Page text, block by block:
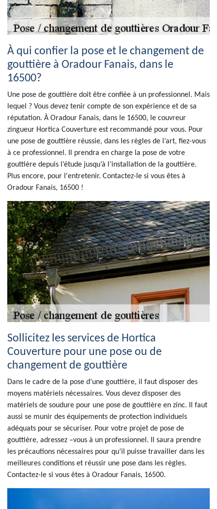
À qui confier la pose et le changement de
gouttière à Oradour Fanais, dans le
16500?
Une pose de gouttière doit être confiée à un professionnel. Mais
lequel ? Vous devez tenir compte de son expérience et de sa
réputation. À Oradour Fanais, dans le 16500, le couvreur
zingueur Hortica Couverture est recommandé pour vous. Pour
une pose de gouttière réussie, dans les règles de l’art, fiez-vous
à ce professionnel. Il prendra en charge la pose de votre
gouttière depuis l’étude jusqu’à l’installation de la gouttière.
Plus encore, pour l'entretenir. Contactez-le si vous êtes à
Oradour Fanais, 16500 !
Sollicitez les services de Hortica
Couverture pour une pose ou de
changement de gouttière
Dans le cadre de la pose d’une gouttière, il faut disposer des
moyens matériels nécessaires. Vous devez disposer des
matériels de soudure pour une pose de gouttière en zinc. Il faut
aussi se munir des équipements de protection individuels
adéquats pour se sécuriser. Pour votre projet de pose de
gouttière, adressez –vous à un professionnel. Il saura prendre
les précautions nécessaires pour qu’il puisse travailler dans les
meilleures conditions et réussir une pose dans les règles.
Contactez-le si vous êtes à Oradour Fanais, 16500.